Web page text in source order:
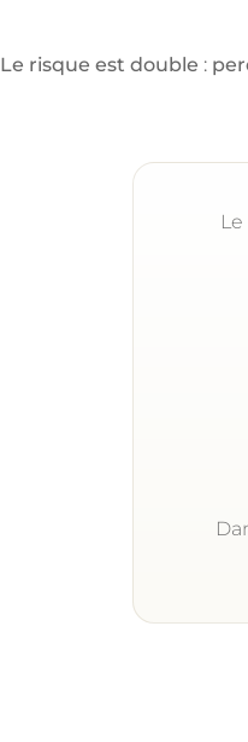
Le risque est double :